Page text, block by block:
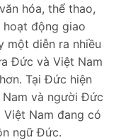
hóa, thể thao,
động giao
một diễn ra nhiều
Đức và Việt Nam
Tại Đức hiện
và người Đức
Nam đang có
ngữ Đức.